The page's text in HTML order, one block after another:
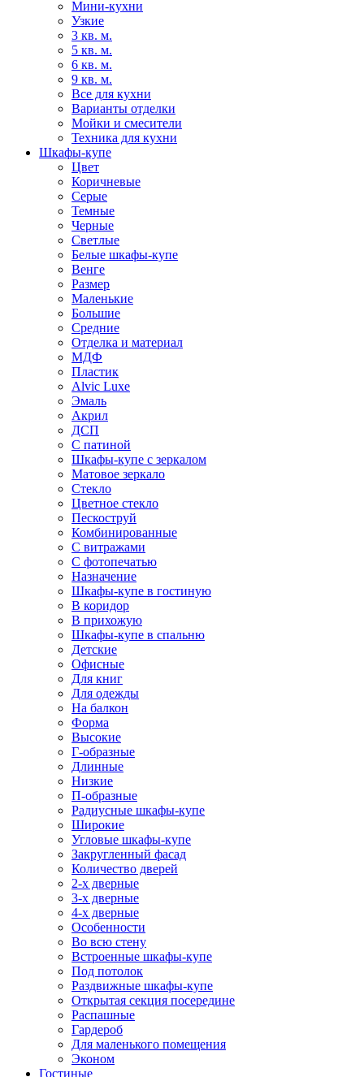
Мини-кухни
Узкие
3 кв. м.
5 кв. м.
6 кв. м.
9 кв. м.
Все для кухни
Варианты отделки
Мойки и смесители
Техника для кухни
Шкафы-купе
Цвет
Коричневые
Серые
Темные
Черные
Светлые
Белые шкафы-купе
Венге
Размер
Маленькие
Большие
Средние
Отделка и материал
МДФ
Пластик
Alvic Luxe
Эмаль
Акрил
ДСП
С патиной
Шкафы-купе с зеркалом
Матовое зеркало
Стекло
Цветное стекло
Пескоструй
Комбинированные
С витражами
С фотопечатью
Назначение
Шкафы-купе в гостиную
В коридор
В прихожую
Шкафы-купе в спальню
Детские
Офисные
Для книг
Для одежды
На балкон
Форма
Высокие
Г-образные
Длинные
Низкие
П-образные
Радиусные шкафы-купе
Широкие
Угловые шкафы-купе
Закругленный фасад
Количество дверей
2-х дверные
3-х дверные
4-х дверные
Особенности
Во всю стену
Встроенные шкафы-купе
Под потолок
Раздвижные шкафы-купе
Открытая секция посередине
Распашные
Гардероб
Для маленького помещения
Эконом
Гостиные